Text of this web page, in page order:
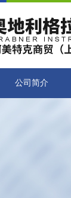
公司简介